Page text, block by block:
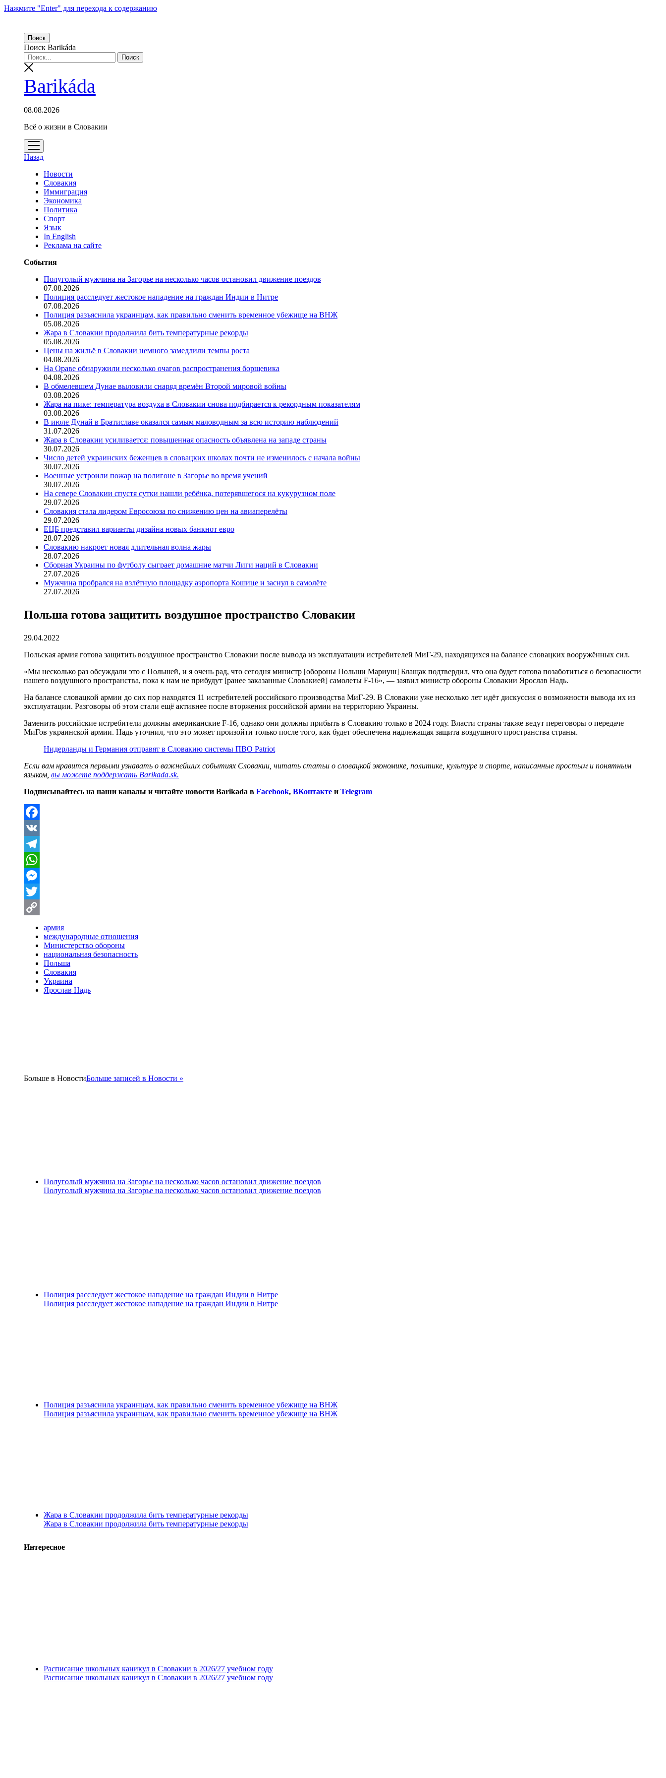
Нажмите "Enter" для перехода к содержанию
Поиск
Поиск Barikáda
Barikáda
08.08.2026
Всё о жизни в Словакии
открыть
меню
Назад
Новости
Словакия
Иммиграция
Экономика
Политика
Спорт
Язык
In English
Реклама на сайте
События
Полуголый мужчина на Загорье на несколько часов остановил движение поездов
07.08.2026
Полиция расследует жестокое нападение на граждан Индии в Нитре
07.08.2026
Полиция разъяснила украинцам, как правильно сменить временное убежище на ВНЖ
05.08.2026
Жара в Словакии продолжила бить температурные рекорды
05.08.2026
Цены на жильё в Словакии немного замедлили темпы роста
04.08.2026
На Ораве обнаружили несколько очагов распространения борщевика
04.08.2026
В обмелевшем Дунае выловили снаряд времён Второй мировой войны
03.08.2026
Жара на пике: температура воздуха в Словакии снова подбирается к рекордным показателям
03.08.2026
В июле Дунай в Братиславе оказался самым маловодным за всю историю наблюдений
31.07.2026
Жара в Словакии усиливается: повышенная опасность объявлена на западе страны
30.07.2026
Число детей украинских беженцев в словацких школах почти не изменилось с начала войны
30.07.2026
Военные устроили пожар на полигоне в Загорье во время учений
30.07.2026
На севере Словакии спустя сутки нашли ребёнка, потерявшегося на кукурузном поле
29.07.2026
Словакия стала лидером Евросоюза по снижению цен на авиаперелёты
29.07.2026
ЕЦБ представил варианты дизайна новых банкнот евро
28.07.2026
Словакию накроет новая длительная волна жары
28.07.2026
Сборная Украины по футболу сыграет домашние матчи Лиги наций в Словакии
27.07.2026
Мужчина пробрался на взлётную площадку аэропорта Кошице и заснул в самолёте
27.07.2026
Польша готова защитить воздушное пространство Словакии
29.04.2022
Польская армия готова защитить воздушное пространство Словакии после вывода из эксплуатации истребителей МиГ-29, находящихся на балансе словацких вооружённых сил.
«Мы несколько раз обсуждали это с Польшей, и я очень рад, что сегодня министр [обороны Польши Мариуш] Блащак подтвердил, что она будет готова позаботиться о безопасности
нашего воздушного пространства, пока к нам не прибудут [ранее заказанные Словакией] самолеты F-16», — заявил министр обороны Словакии Ярослав Надь.
На балансе словацкой армии до сих пор находятся 11 истребителей российского производства МиГ-29. В Словакии уже несколько лет идёт дискуссия о возможности вывода их из
эксплуатации. Разговоры об этом стали ещё активнее после вторжения российской армии на территорию Украины.
Заменить российские истребители должны американские F-16, однако они должны прибыть в Словакию только в 2024 году. Власти страны также ведут переговоры о передаче
МиГов украинской армии. Надь уточнил, что это может произойти только после того, как будет обеспечена надлежащая защита воздушного пространства страны.
Нидерланды и Германия отправят в Словакию системы ПВО Patriot
Если вам нравится первыми узнавать о важнейших событиях Словакии, читать статьи о словацкой экономике, политике, культуре и спорте, написанные простым и понятным
языком, вы можете поддержать Barikada.sk.
Подписывайтесь на наши каналы и читайте новости Barikada в Facebook, ВКонтакте и Telegram
Facebook
VK
Telegram
WhatsApp
Messenger
Twitter
Link
армия
международные отношения
Министерство обороны
национальная безопасность
Польша
Словакия
Украина
Ярослав Надь
Больше в НовостиБольше записей в Новости »
Полуголый мужчина на Загорье на несколько часов остановил движение поездов
Полуголый мужчина на Загорье на несколько часов остановил движение поездов
Полиция расследует жестокое нападение на граждан Индии в Нитре
Полиция расследует жестокое нападение на граждан Индии в Нитре
Полиция разъяснила украинцам, как правильно сменить временное убежище на ВНЖ
Полиция разъяснила украинцам, как правильно сменить временное убежище на ВНЖ
Жара в Словакии продолжила бить температурные рекорды
Жара в Словакии продолжила бить температурные рекорды
Интересное
Расписание школьных каникул в Словакии в 2026/27 учебном году
Расписание школьных каникул в Словакии в 2026/27 учебном году